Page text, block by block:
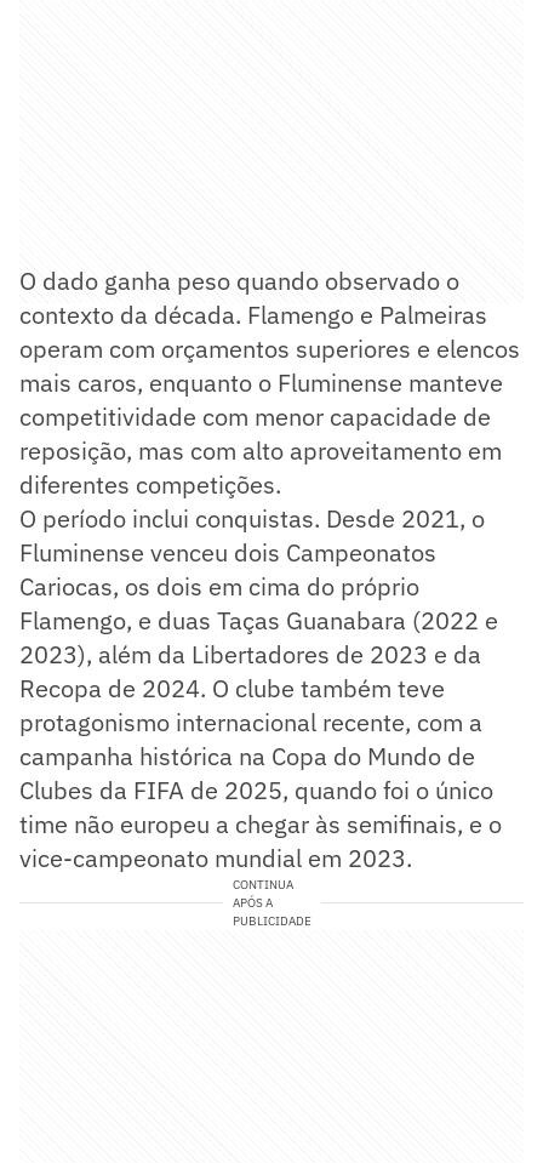
O dado ganha peso quando observado o
contexto da década. Flamengo e Palmeiras
operam com orçamentos superiores e elencos
mais caros, enquanto o Fluminense manteve
competitividade com menor capacidade de
reposição, mas com alto aproveitamento em
diferentes competições.
O período inclui conquistas. Desde 2021, o
Fluminense venceu dois Campeonatos
Cariocas, os dois em cima do próprio
Flamengo, e duas Taças Guanabara (2022 e
2023), além da Libertadores de 2023 e da
Recopa de 2024. O clube também teve
protagonismo internacional recente, com a
campanha histórica na Copa do Mundo de
Clubes da FIFA de 2025, quando foi o único
time não europeu a chegar às semifinais, e o
vice-campeonato mundial em 2023.
CONTINUA
APÓS A
PUBLICIDADE